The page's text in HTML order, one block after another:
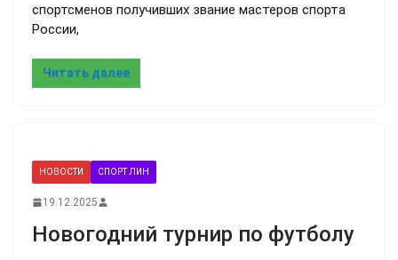
спортсменов получивших звание мастеров спорта
России,
Читать далее
НОВОСТИ СПОРТ ЛИН
19.12.2025
Новогодний турнир по футболу